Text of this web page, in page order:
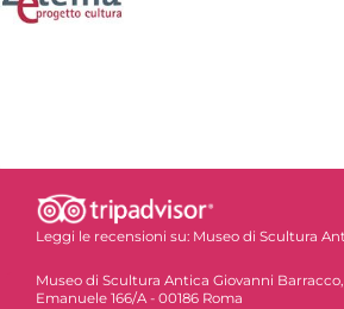
Leggi le recensioni su: Museo di Scultura
Museo di Scultura Antica Giovanni
Emanuele 166/A - 00186 Roma